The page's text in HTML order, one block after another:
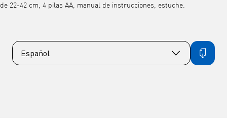
de 22-42 cm, 4 pilas AA, manual de instrucciones, estuche.